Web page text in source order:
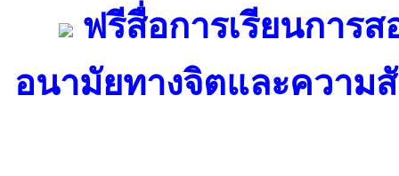
ฟรีสื่อการเรียนการ
อนามัยทางจิตและความ